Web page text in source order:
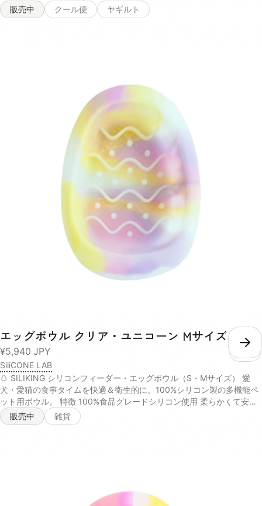
う豆たんぱくとコラーゲンが日々の活力を、コエンザイムQ10が元気な
毎日を応援します✨ 普通のヤギミルクとは違い、厳選されたサポート
ク、イヌリン（食物繊維）乳酸菌（殺菌）、フラクトオリゴ糖、コラー
ゲンペプチドコエンザイムQ10（一部に乳成分・ゼラチンを含む） 消
費期限 未開封の状態で製造から2年 保存方法 パウチの口をしっかりと
決めて、日光・高温多湿の場所を避けて保存し、開封後は賞味期限にし
っかりと早めにお使いください 与え方 小さじ一杯あたり100mlのお水
やぬるま湯で溶かして与えてください。フードにトッピングするとより
栄養素の吸収を補助してくれます。※愛犬の体重や食いつきによって量
を調整してください 成分値 熱量：186kcal/40g リン：188mg/40g た
ん白質：36.8%以上 脂質：19.5%以上 粗繊維：0.1%以下 灰分：4.9%
販売中 クール便 ヤギルト
エッグボウル クリア・ユニコーン Mサイズ
¥5,940 JPY こ
SiliCONE LAB
🥚 SILIKING シリコンフィーダー・エッグボウル（S・Mサイズ） 愛
犬・愛猫の食事タイムを快適＆衛生的に。100%シリコン製の多機能ペ
ット用ボウル。 特徴 100%食品グレードシリコン使用 柔らかくて安全
なシリコン素材。BPAフリーで、噛んでも安心。ペットの健康を第一に
考えた設計です。 多用途デザイン 食器、水飲み、舌苔除去、さらには
犬・猫におすすめ） Mサイズ：直径20.5cm × 高さ4.5cm（小〜中型犬
販売中 雑貨